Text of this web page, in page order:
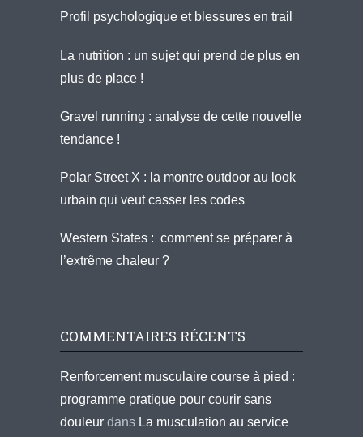
Profil psychologique et blessures en trail
La nutrition : un sujet qui prend de plus en
plus de place !
Gravel running : analyse de cette nouvelle
tendance !
Polar Street X : la montre outdoor au look
urbain qui veut casser les codes
Western States : comment se préparer à
l’extrême chaleur ?
COMMENTAIRES RÉCENTS
Renforcement musculaire course à pied :
programme pratique pour courir sans
douleur dans La musculation au service